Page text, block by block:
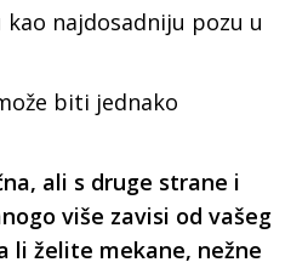
najdosadniju pozu u
biti jednako
ali s druge strane i
više zavisi od vašeg
li želite mekane, nežne